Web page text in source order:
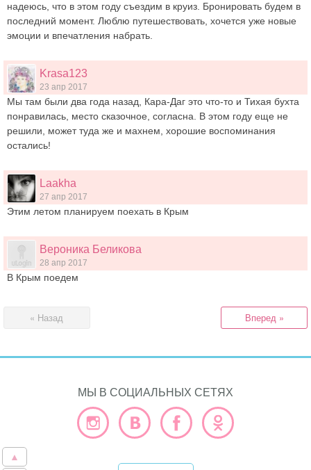
надеюсь, что в этом году съездим в круиз. Бронировать будем в
последний момент. Люблю путешествовать, хочется уже новые
эмоции и впечатления набрать.
Krasa123
23 апр 2017
Мы там были два года назад, Кара-Даг это что-то и Тихая бухта
понравилась, место сказочное, согласна. В этом году еще не
решили, может туда же и махнем, хорошие воспоминания
остались!
Laakha
27 апр 2017
Этим летом планируем поехать в Крым
Вероника Беликова
28 апр 2017
В Крым поедем
« Назад Вперед »
МЫ В СОЦИАЛЬНЫХ СЕТЯХ
▲